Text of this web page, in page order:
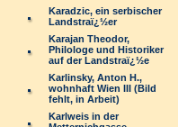
Karadzic, ein serbischer
Landstraï¿½er
Karajan Theodor,
Philologe und Historiker
auf der Landstraï¿½e
Karlinsky, Anton H.,
wohnhaft Wien III (Bild
fehlt, in Arbeit)
Karlweis in der